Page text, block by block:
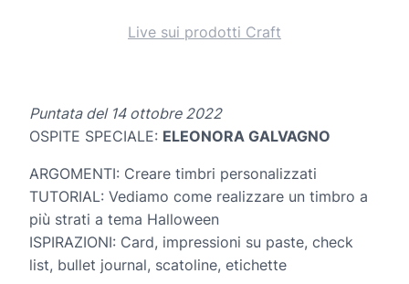
Live sui prodotti Craft
Puntata del 14 ottobre 2022
OSPITE SPECIALE: ELEONORA GALVAGNO
ARGOMENTI: Creare timbri personalizzati
TUTORIAL: Vediamo come realizzare un timbro a
più strati a tema Halloween
ISPIRAZIONI: Card, impressioni su paste, check
list, bullet journal, scatoline, etichette